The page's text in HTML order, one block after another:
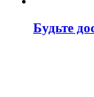
Будьте